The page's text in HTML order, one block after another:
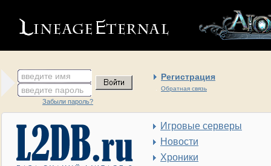
введите имя Регистрация
Обратная связь
введите пароль
Забыли пароль?
Игровые серверы
Новости
Хроники